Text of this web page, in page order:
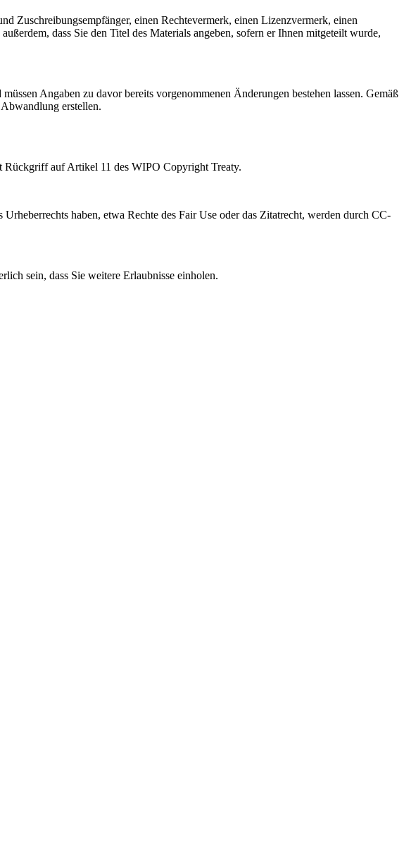
Zuschreibungsempfänger, einen Rechtevermerk, einen Lizenzvermerk, einen
dass Sie den Titel des Materials angeben, sofern er Ihnen mitgeteilt wurde,
Angaben zu davor bereits vorgenommenen Änderungen bestehen lassen. Gemäß
erstellen.
auf Artikel 11 des WIPO Copyright Treaty.
haben, etwa Rechte des Fair Use oder das Zitatrecht, werden durch CC-
sein, dass Sie weitere Erlaubnisse einholen.